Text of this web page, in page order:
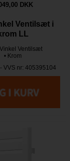
DKK
Ventilsæt i
LL
Vinkel Ventilsæt
• Krom
- VVS nr: 405395104